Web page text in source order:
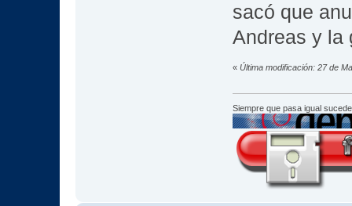
sacó que
Andreas y la
« Última modificación: 27 de
Siempre que pasa igual